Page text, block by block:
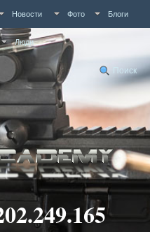
Новости Фото Блоги
Люди
Поиск